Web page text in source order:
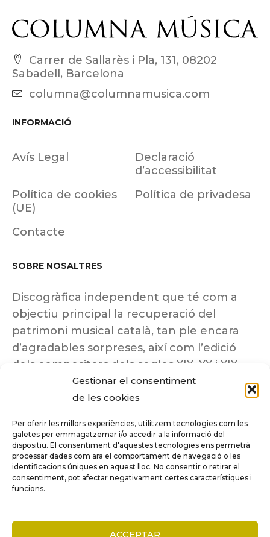
Gestionar el consentiment
de les cookies
Per oferir les millors experiències, utilitzem tecnologies com les
galetes per emmagatzemar i/o accedir a la informació del
dispositiu. El consentiment d'aquestes tecnologies ens permetrà
processar dades com ara el comportament de navegació o les
identificacions úniques en aquest lloc. No consentir o retirar el
consentiment, pot afectar negativament certes característiques i
funcions.
ACCEPTAR
Carrer de Sallarès i Pla, 131, 08202
Sabadell, Barcelona
columna@columnamusica.com
INFORMACIÓ
Avís Legal
Declaració
d’accessibilitat
Política de cookies
(UE)
Política de privadesa
Contacte
SOBRE NOSALTRES
Discogràfica independent que té com a
objectiu principal la recuperació del
patrimoni musical català, tan ple encara
d’agradables sorpreses, així com l’edició
dels compositors dels segles XIX, XX i XIX
insuficientment coneguts.
Tots els drets reservats a ©Columna
Música.
COMPARE (0)